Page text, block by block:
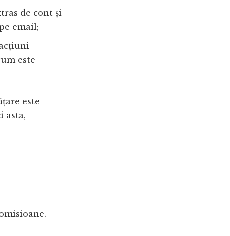
de cont și
email;
este
este
asta,